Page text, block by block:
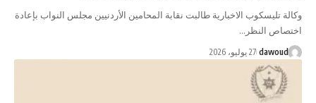
وكالة تليسكوب الاخبارية طالبت نقابة المحامين الأردنيين مجلس النواب بإعادة
اختصاص النظر…
dawoud 27 يوليو، 2026